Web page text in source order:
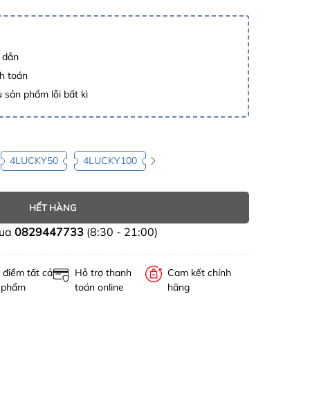
toán
phẩm lỗi bất kì
4LUCKY50 4LUCKY100
HẾT HÀNG
0829447733(8:30 - 21:00)
điểm tất cả
Hỗ trợ thanh
toán online
Cam kết chính
hãng